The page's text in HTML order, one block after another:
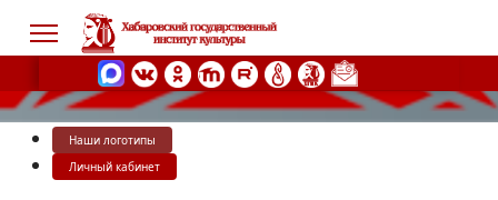
Наши логотипы
Личный кабинет